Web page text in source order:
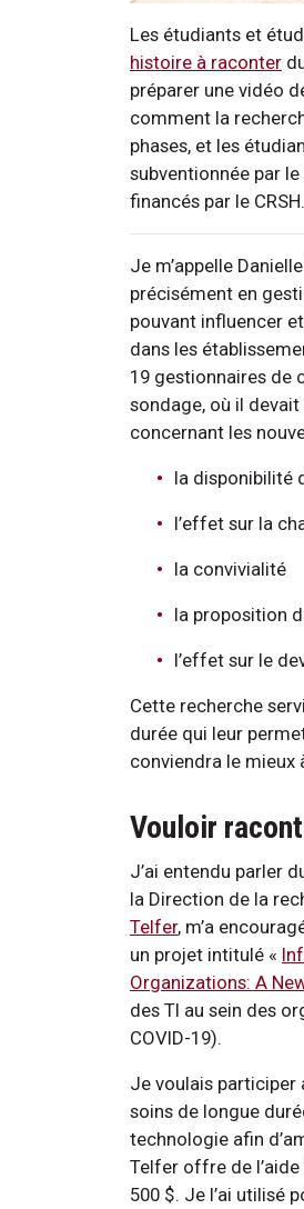
Les étudiants et
histoire à raconter
préparer une vidéo
comment la
phases, et les
subventionnée par
financés par le CRSH.
Je m’appelle
précisément en
pouvant influencer
dans les
19 gestionnaires de
sondage, où il
concernant les
la disponibilité
l’effet sur la
la convivialité
la proposition
l’effet sur le
Cette recherche
durée qui leur
conviendra le mieux
Vouloir
J’ai entendu parler
la Direction de la
Telfer, m’a
un projet intitulé «
Organizations: A
des TI au sein des
COVID-19).
Je voulais participer
soins de longue
technologie afin
Telfer offre de
500 $. Je l’ai utilisé